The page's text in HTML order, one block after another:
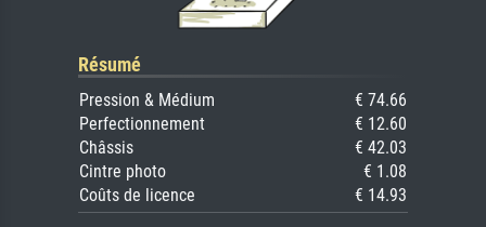
Résumé
Pression & Médium
€ 74.66
Perfectionnement
€ 12.60
Châssis
€ 42.03
Cintre photo
€ 1.08
Coûts de licence
€ 14.93